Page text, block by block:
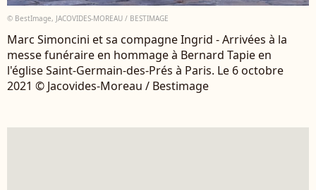
© BestImage, JACOVIDES-MOREAU / BESTIMAGE
Marc Simoncini et sa compagne Ingrid - Arrivées à la
messe funéraire en hommage à Bernard Tapie en
l'église Saint-Germain-des-Prés à Paris. Le 6 octobre
2021 © Jacovides-Moreau / Bestimage